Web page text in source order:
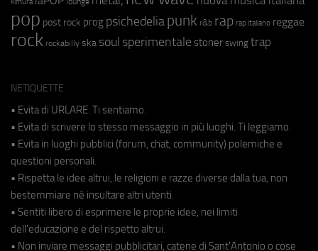
pop post rock prog psichedeliapunk r&b rap rap italiano reggae
rock rockabilly ska soul sperimentale stoner swing trap
NETIQUETTE
• Evita di URLARE. Ti sentiamo.
• Evita di scrivere lo stesso messaggio in più luoghi. Ti leggiamo.
• Evita in luoghi pubblici (forum, chat, community) polemiche e
questioni personali.
• Rispetta le idee altrui, le religioni e razze diverse dalla tua, non
bestemmiare né insultare altri utenti.
• Sentiti libero di esprimere le proprie idee, nei limiti
dell'educazione e del rispetto altrui.
• Non inviare messaggi pubblicitari, catene di Sant'Antonio o cose